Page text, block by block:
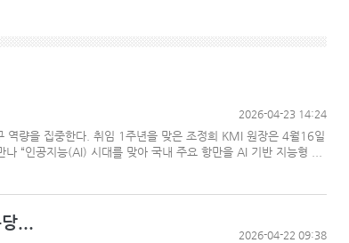
2026-04-23 14:24
역량을 집중한다. 취임 1주년을 맞은 조정희 KMI 원장은 4월16일
“인공지능(AI) 시대를 맞아 국내 주요 항만을 AI 기반 지능형 ...
...
2026-04-22 09:38